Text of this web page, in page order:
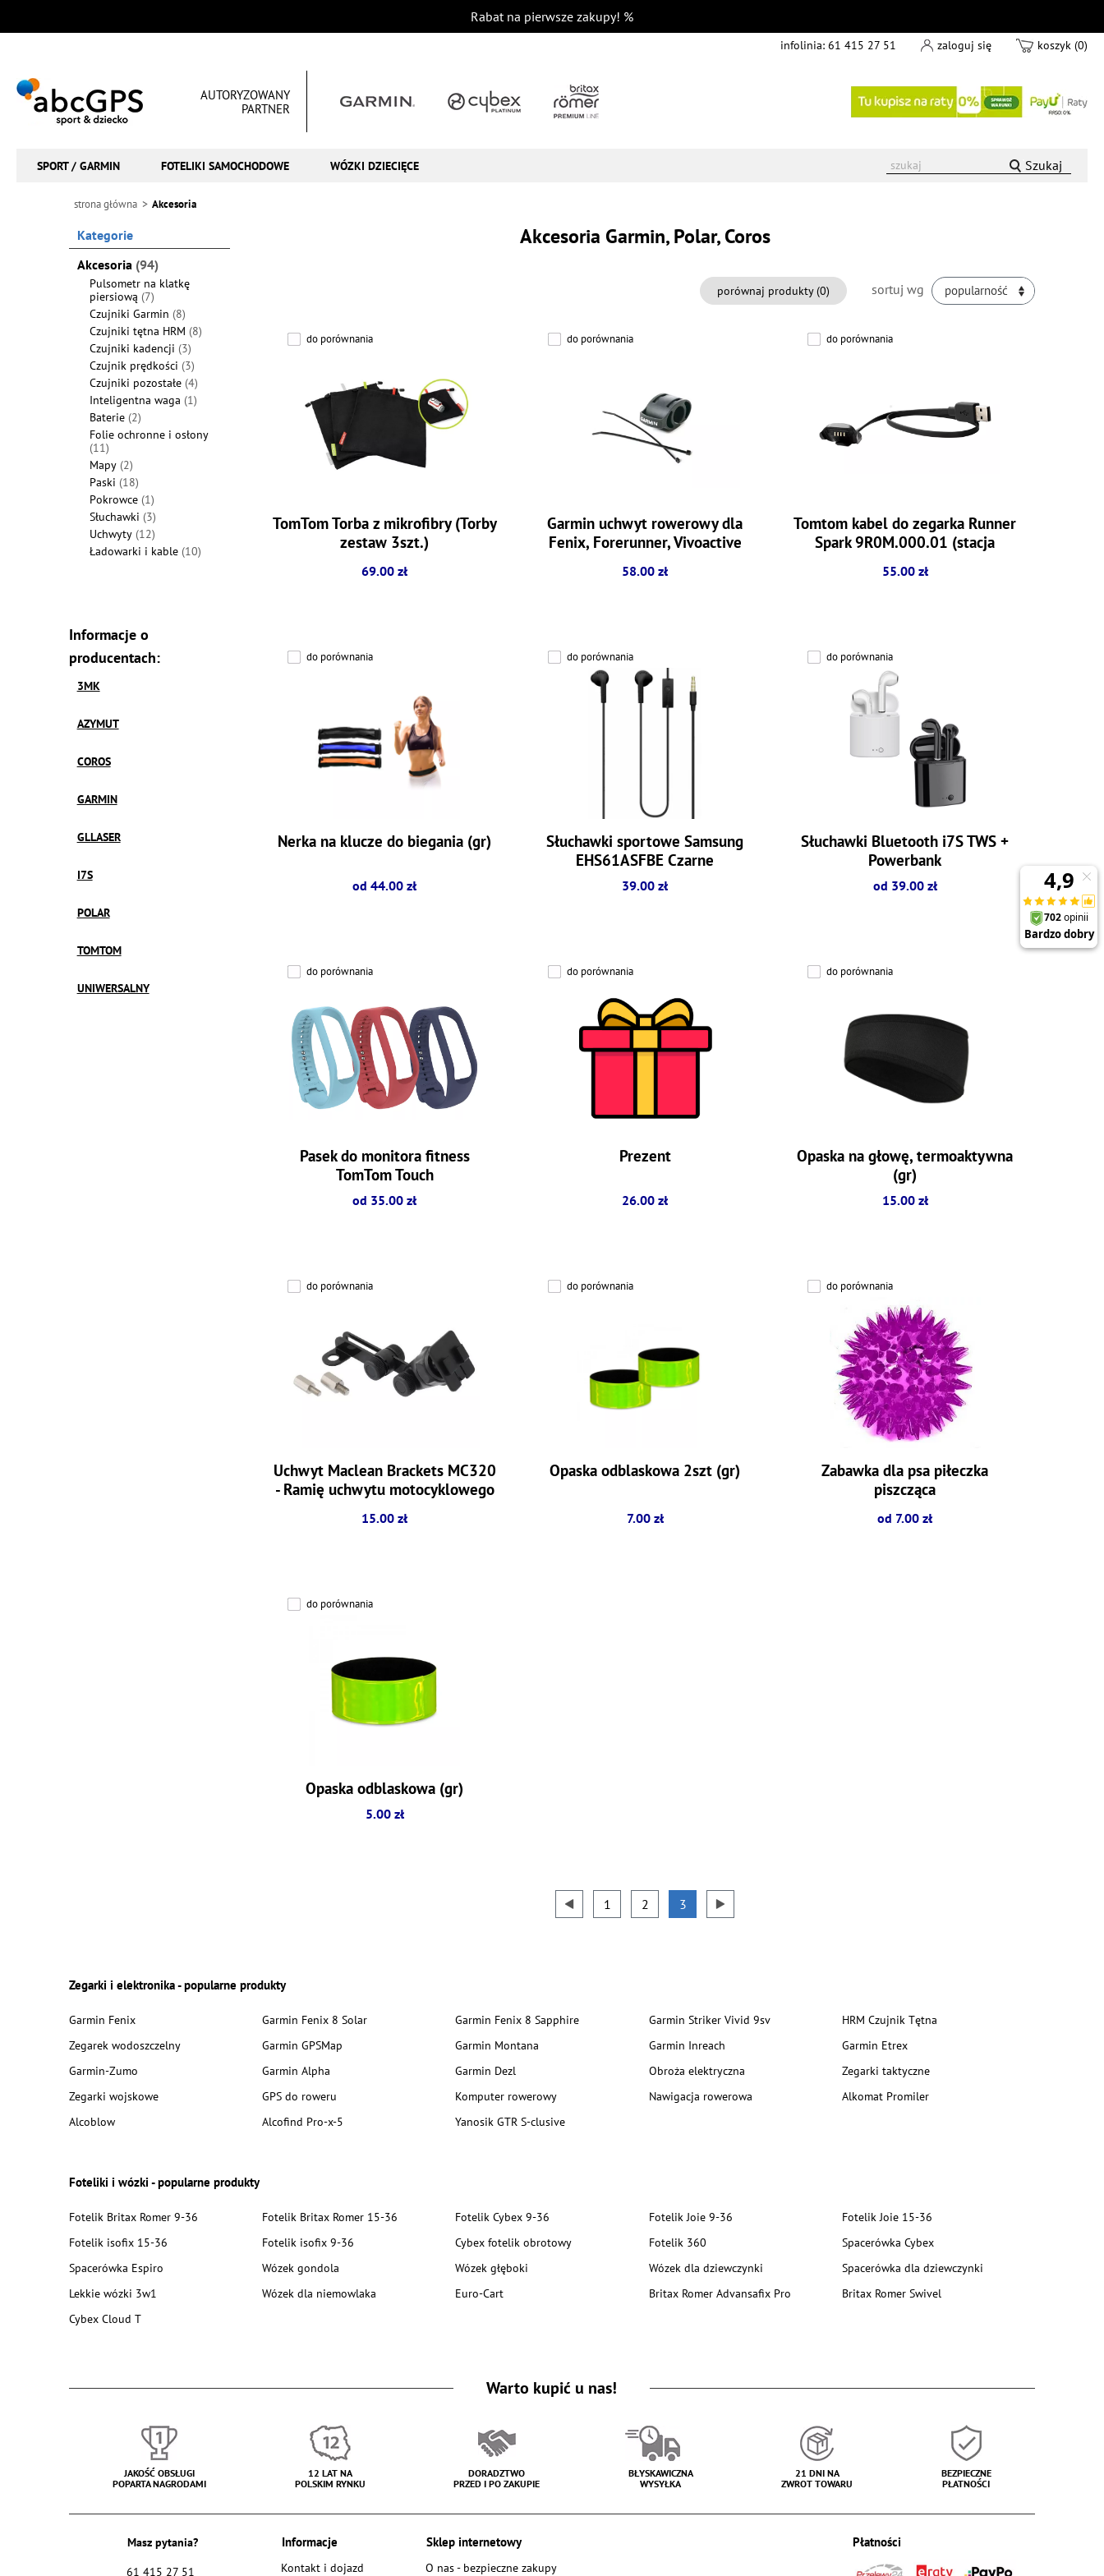
Rabat na pierwsze zakupy! %
infolinia: 61 415 27 51 zaloguj się koszyk (0)
AUTORYZOWANY
PARTNER
SPORT / GARMIN FOTELIKI SAMOCHODOWE WÓZKI DZIECIĘCE Szukaj
strona główna Akcesoria
Kategorie
Akcesoria (94)
Pulsometr na klatkę
piersiową (7)
Czujniki Garmin (8)
Czujniki tętna HRM (8)
Czujniki kadencji (3)
Czujnik prędkości (3)
Czujniki pozostałe (4)
Inteligentna waga (1)
Baterie (2)
Folie ochronne i osłony
(11)
Mapy (2)
Paski (18)
Pokrowce (1)
Słuchawki (3)
Uchwyty (12)
Ładowarki i kable (10)
Informacje o
producentach:
3MK
AZYMUT
COROS
GARMIN
GLLASER
I7S
POLAR
TOMTOM
UNIWERSALNY
Akcesoria Garmin, Polar, Coros
sortuj wg popularność
porównaj produkty (0)
do porównania
TomTom Torba z mikrofibry (Torby
zestaw 3szt.)
69.00 zł
do porównania
Garmin uchwyt rowerowy dla
Fenix, Forerunner, Vivoactive
58.00 zł
do porównania
Tomtom kabel do zegarka Runner
Spark 9R0M.000.01 (stacja
55.00 zł
do porównania
Nerka na klucze do biegania (gr)
od 44.00 zł
do porównania
Słuchawki sportowe Samsung
EHS61ASFBE Czarne
39.00 zł
do porównania
Słuchawki Bluetooth i7S TWS +
Powerbank
od 39.00 zł
do porównania
Pasek do monitora fitness
TomTom Touch
od 35.00 zł
do porównania
Prezent
26.00 zł
do porównania
Opaska na głowę, termoaktywna
(gr)
15.00 zł
do porównania
Uchwyt Maclean Brackets MC320
- Ramię uchwytu motocyklowego
15.00 zł
do porównania
Opaska odblaskowa 2szt (gr)
7.00 zł
do porównania
Zabawka dla psa piłeczka
piszcząca
od 7.00 zł
do porównania
Opaska odblaskowa (gr)
5.00 zł
1 2 3
Zegarki i elektronika - popularne produkty
Garmin Fenix Garmin Fenix 8 Solar Garmin Fenix 8 Sapphire Garmin Striker Vivid 9sv
HRM Czujnik Tętna
Zegarek wodoszczelny
Garmin GPSMap Garmin Montana Garmin Inreach
Garmin Etrex
Garmin-Zumo
Garmin Alpha Garmin Dezl Obroża elektryczna
Zegarki taktyczne
Zegarki wojskowe
GPS do roweru Komputer rowerowy Nawigacja rowerowa
Alkomat Promiler
Alcoblow
Alcofind Pro-x-5 Yanosik GTR S-clusive
Foteliki i wózki - popularne produkty
Fotelik Britax Romer 9-36 Fotelik Britax Romer 15-36 Fotelik Cybex 9-36 Fotelik Joie 9-36
Fotelik Joie 15-36
Fotelik isofix 15-36
Fotelik isofix 9-36 Cybex fotelik obrotowy Fotelik 360
Spacerówka Cybex
Spacerówka Espiro
Wózek gondola Wózek głęboki Wózek dla dziewczynki
Spacerówka dla dziewczynki
Lekkie wózki 3w1
Wózek dla niemowlaka Euro-Cart Britax Romer Advansafix Pro
Britax Romer Swivel
Cybex Cloud T
Warto kupić u nas!
JAKOŚĆ OBSŁUGI
POPARTA NAGRODAMI
12 LAT NA
POLSKIM RYNKU
DORADZTWO
PRZED I PO ZAKUPIE
BŁYSKAWICZNA
WYSYŁKA
21 DNI NA
ZWROT TOWARU
BEZPIECZNE
PŁATNOŚCI
Masz pytania?
61 415 27 51
Informacje
Kontakt i dojazd
Sklep internetowy
O nas - bezpieczne zakupy
Płatności